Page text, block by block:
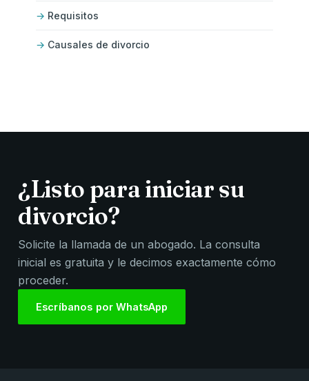
Requisitos
Causales de divorcio
¿Listo para iniciar su
divorcio?
Solicite la llamada de un abogado. La consulta
inicial es gratuita y le decimos exactamente cómo
proceder.
Escríbanos por WhatsApp